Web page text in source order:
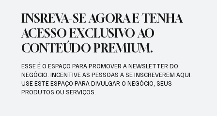
INSREVA-SE AGORA E TENHA
ACESSO EXCLUSIVO AO
CONTEÚDO PREMIUM.
ESSE É O ESPAÇO PARA PROMOVER A NEWSLETTER DO
NEGÓCIO. INCENTIVE AS PESSOAS A SE INSCREVEREM AQUI.
USE ESTE ESPAÇO PARA DIVULGAR O NEGÓCIO, SEUS
PRODUTOS OU SERVIÇOS.